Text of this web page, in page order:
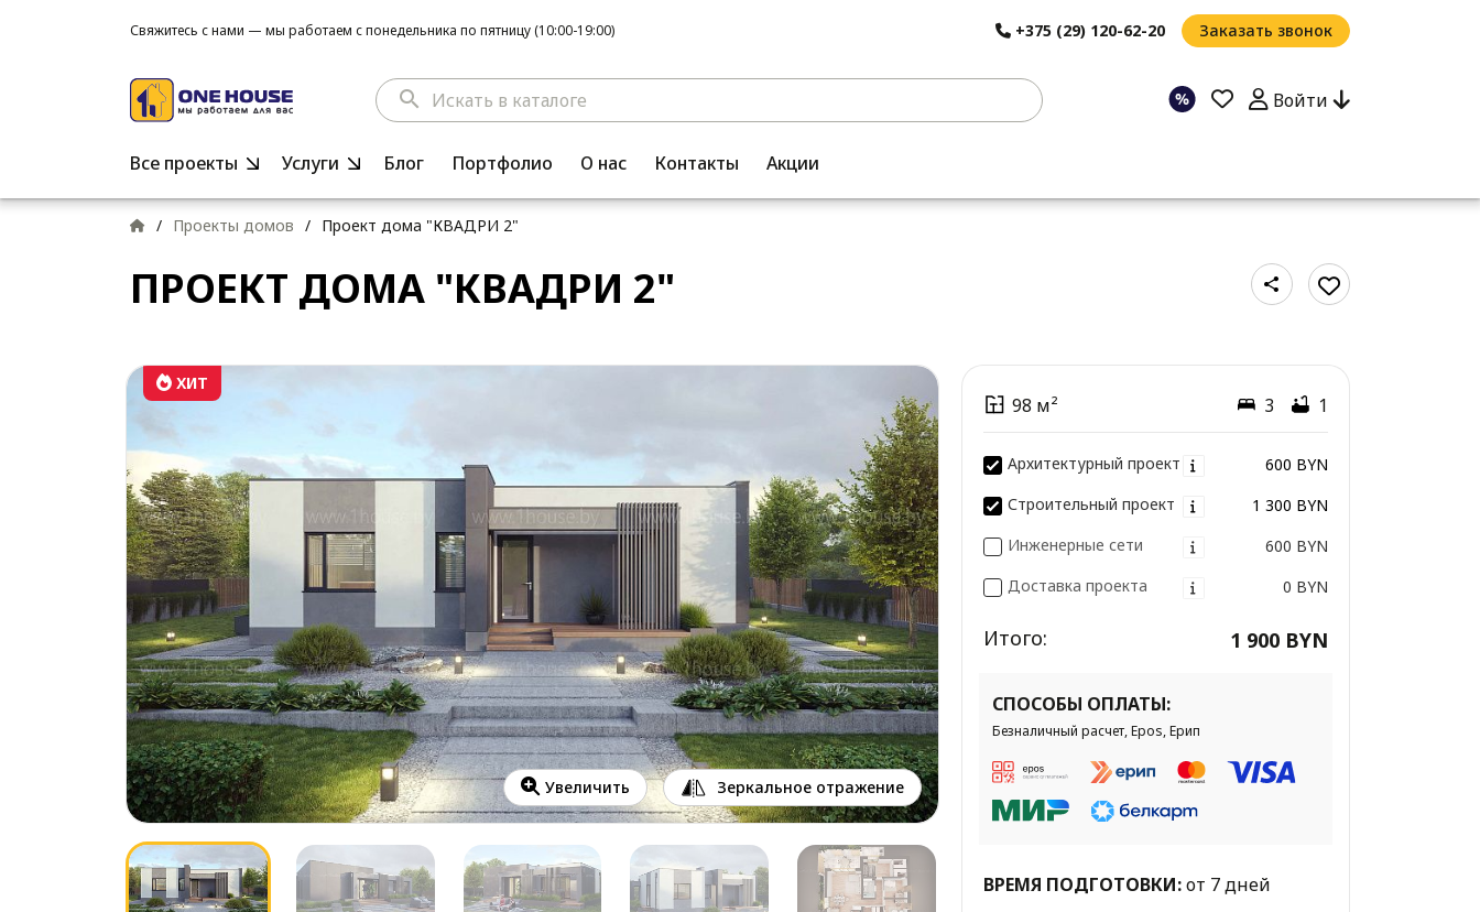
Свяжитесь с нами — мы работаем с понедельника по пятницу (10:00-19:00) +375 (29) 120-62-20 Заказать звонок
search Войти
Все проекты Услуги Блог Портфолио О нас Контакты Акции
/ Проекты домов / Проект дома "КВАДРИ 2"
ПРОЕКТ ДОМА "КВАДРИ 2"
Увеличить Зеркальное отражение
ХИТ
98 м² 3 1
Архитектурный проект
600 BYN
Строительный проект
1 300 BYN
Инженерные сети
600 BYN
Доставка проекта
0 BYN
Итого: 1 900 BYN
СПОСОБЫ ОПЛАТЫ:
Безналичный расчет, Epos, Ерип
ВРЕМЯ ПОДГОТОВКИ:от 7 дней